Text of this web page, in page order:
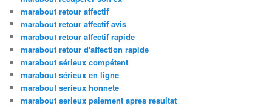
marabout retour affectif
marabout retour affectif avis
marabout retour affectif rapide
marabout retour d'affection rapide
marabout sérieux compétent
marabout sérieux en ligne
marabout serieux honnete
marabout serieux paiement apres resultat